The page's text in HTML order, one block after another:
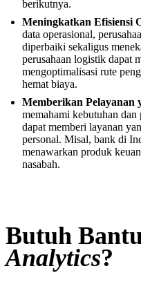
berikutnya.
Meningkatkan Efisiensi
data operasional,
diperbaiki sekaligus
perusahaan logistik dapat
mengoptimalisasi rute
hemat biaya.
Memberikan Pelayanan
memahami kebutuhan dan
dapat memberi layanan
personal. Misal, bank di
menawarkan produk
nasabah.
Butuh
Analytics?